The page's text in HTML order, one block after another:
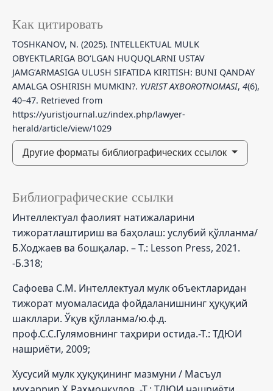
Как цитировать
TOSHKANOV, N. (2025). INTELLEKTUAL MULK
OBYEKTLARIGA BO‘LGAN HUQUQLARNI USTAV
JAMG‘ARMASIGA ULUSH SIFATIDA KIRITISH: BUNI QANDAY
AMALGA OSHIRISH MUMKIN?. YURIST AXBOROTNOMASI, 4(6),
40–47. Retrieved from
https://yuristjournal.uz/index.php/lawyer-
herald/article/view/1029
Другие форматы библиографических ссылок
Библиографические ссылки
Интеллектуал фаолият натижаларини
тижоратлаштириш ва баҳолаш: услубий қўлланма/
Б.Ходжаев ва бошқалар. – Т.: Lesson Press, 2021.
-Б.318;
Сафоева С.М. Интеллектуал мулк объектларидан
тижорат муомаласида фойдаланишнинг ҳуқуқий
шакллари. Ўқув қўлланма/ю.ф.д.
проф.С.С.Гулямовнинг таҳрири остида.-Т.: ТДЮИ
нашриёти, 2009;
Хусусий мулк ҳуқуқининг мазмуни / Масъул